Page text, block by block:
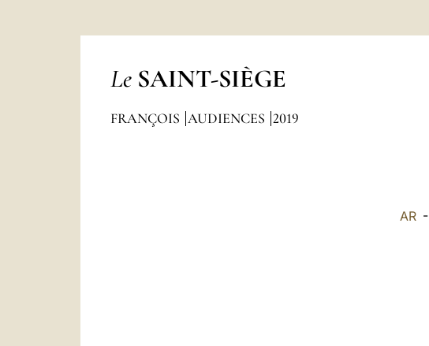
Le SAINT-SIÈGE
FRANÇOIS AUDIENCES 2019
AR-